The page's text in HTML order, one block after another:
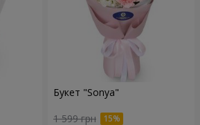
Букет "Sonya"
1 599 грн